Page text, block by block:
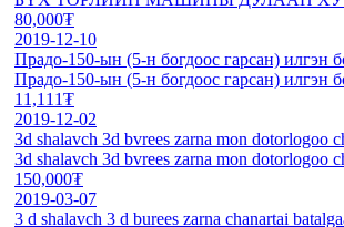
80,000₮
2019-12-10
Прадо-150-ын (5-н богдоос гарсан) илгэн
Прадо-150-ын (5-н богдоос гарсан) илгэн
11,111₮
2019-12-02
3d shalavch 3d bvrees zarna mon dotorlogoo
3d shalavch 3d bvrees zarna mon dotorlogoo
150,000₮
2019-03-07
3 d shalavch 3 d burees zarna chanartai